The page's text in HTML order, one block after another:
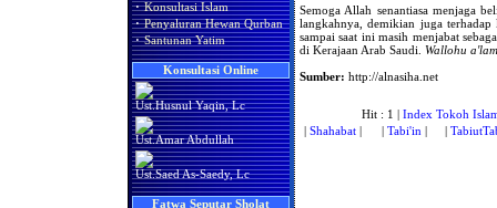
· Konsultasi Islam
· Penyaluran Hewan Qurban
· Santunan Yatim
Konsultasi Online
Ust.Husnul Yaqin, Lc
Ust.Amar Abdullah
Ust.Saed As-Saedy, Lc
Fatwa Seputar Sholat
Semoga Allah senantiasa menjaga
langkahnya, demikian juga
sampai saat ini masih menjabat
di Kerajaan Arab Saudi. Wallohu
Sumber: http://alnasiha.net
Hit : 1 | Index Tokoh
Shahabat Tabi'in